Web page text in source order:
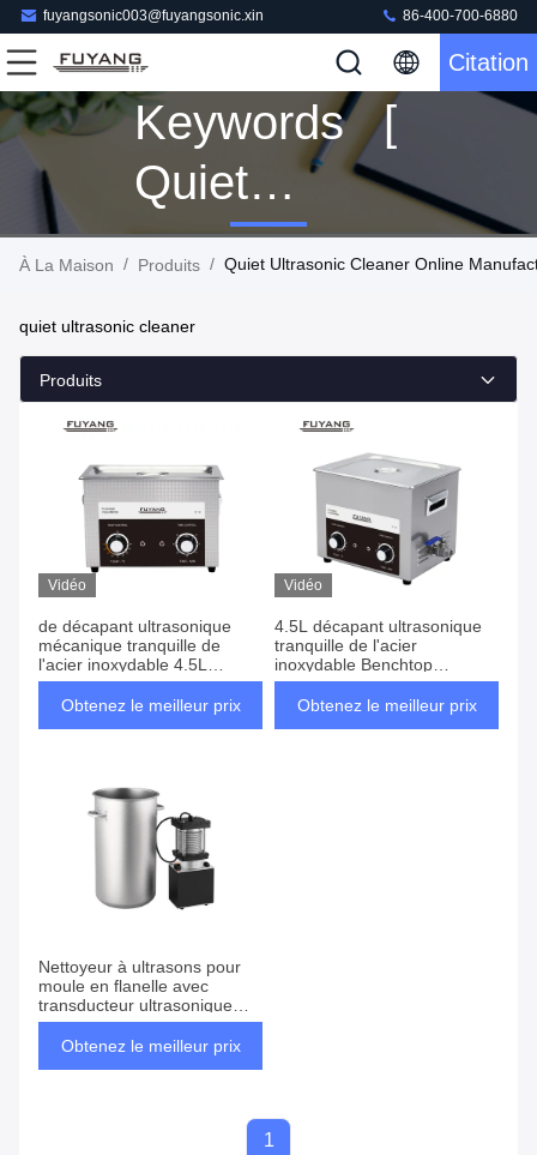
fuyangsonic003@fuyangsonic.xin 86-400-700-6880
Citation
Keywords [
Quiet
Ultrasonic
Match 3
Produits
À La Maison / Produits / Quiet Ultrasonic Cleaner Online
quiet ultrasonic cleaner
Produits
Vidéo
de décapant ultrasonique
mécanique tranquille de
l'acier inoxydable 4.5L
nettoyage complet
d'instrument de laboratoire
Obtenez le meilleur prix
Vidéo
4.5L décapant ultrasonique
tranquille de l'acier
inoxydable Benchtop
mécanique
Obtenez le meilleur prix
Nettoyeur à ultrasons pour
moule en flanelle avec
transducteur ultrasonique
haute puissance et cuve de
30LObtenez le meilleur prix
1